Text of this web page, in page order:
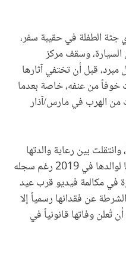
الطفلة في حقيبة سفر،
وسقف مركز
قبل أن تختفي آثارها
خوفاً من عنفه، خاصة بعدما
من الهرب في مارس/آذار
كانت هارموني قد وُلدت عام 2014، وانتقلت بين رعاية والدتها
ودور الحضانة قبل أن تُسند حضانتها لوالدها في 2019 رغم سجله
في مكالمة فيديو قرب عيد
عن فقدانها رسمياً إلا
الأول 2021، قبل أن تُعلن وفاتها قانونياً في